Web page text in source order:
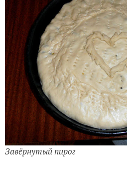
Завёрнутый пирог